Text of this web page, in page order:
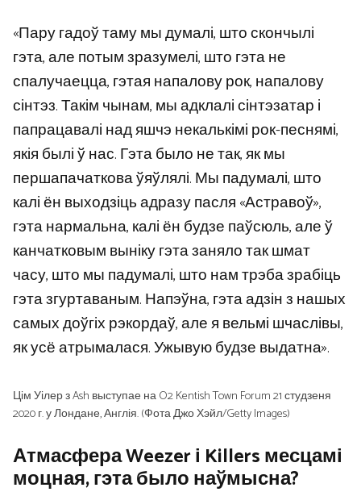
«Пару гадоў таму мы думалі, што скончылі
гэта, але потым зразумелі, што гэта не
спалучаецца, гэтая напалову рок, напалову
сінтэз. Такім чынам, мы адклалі сінтэзатар і
папрацавалі над яшчэ некалькімі рок-песнямі,
якія былі ў нас. Гэта было не так, як мы
першапачаткова ўяўлялі. Мы падумалі, што
калі ён выходзіць адразу пасля «Астравоў»,
гэта нармальна, калі ён будзе паўсюль, але ў
канчатковым выніку гэта заняло так шмат
часу, што мы падумалі, што нам трэба зрабіць
гэта згуртаваным. Напэўна, гэта адзін з нашых
самых доўгіх рэкордаў, але я вельмі шчаслівы,
як усё атрымалася. Ужывую будзе выдатна».
Цім Уілер з Ash выступае на O2 Kentish Town Forum 21 студзеня
2020 г. у Лондане, Англія. (Фота Джо Хэйл/Getty Images)
Атмасфера Weezer і Killers месцамі
моцная, гэта было наўмысна?